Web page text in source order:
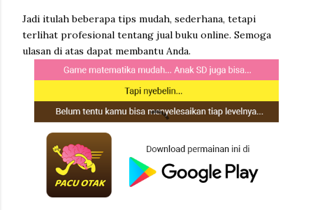
Jadi itulah beberapa tips mudah, sederhana, tetapi
terlihat profesional tentang jual buku online. Semoga
ulasan di atas dapat membantu Anda.